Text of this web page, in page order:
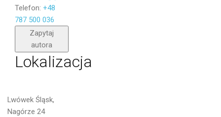
Telefon: +48
787 500 036
Zapytaj
autora
Wyślij
Lokalizacja
Lwówek Śląsk,
Nagórze 24